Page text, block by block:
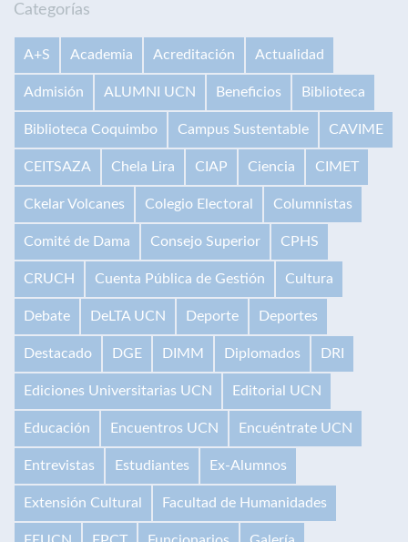
Categorías
A+S Academia Acreditación Actualidad
Admisión ALUMNI UCN Beneficios Biblioteca
Biblioteca Coquimbo Campus Sustentable CAVIME
CEITSAZA Chela Lira CIAP Ciencia CIMET
Ckelar Volcanes Colegio Electoral Columnistas
Comité de Dama Consejo Superior CPHS
CRUCH Cuenta Pública de Gestión Cultura
Debate DeLTA UCN Deporte Deportes
Destacado DGE DIMM Diplomados DRI
Ediciones Universitarias UCN Editorial UCN
Educación Encuentros UCN Encuéntrate UCN
Entrevistas Estudiantes Ex-Alumnos
Extensión Cultural Facultad de Humanidades